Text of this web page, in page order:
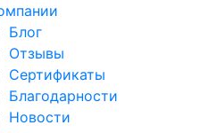
Блог
Отзывы
Сертификаты
Благодарности
Новости